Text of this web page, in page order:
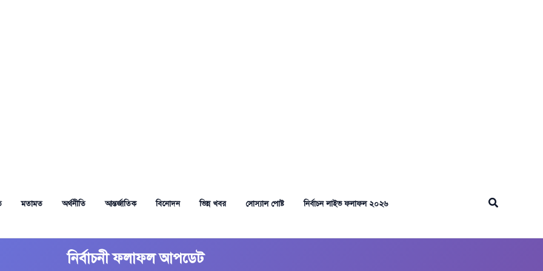
মতামত অর্থনীতি আন্তর্জাতিক বিনোদন ভিন্ন খবর সোস্যাল পোষ্ট নির্বাচন লাইভ ফলাফল ২০২৬ Search
নির্বাচনী ফলাফল আপডেট